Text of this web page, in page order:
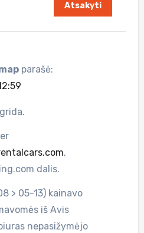
Atsakyti
parašė:
,
dalis.
> 05-13) kainavo
iš Avis
nepasižymėjo